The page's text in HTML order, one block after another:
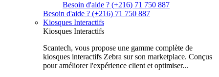
Besoin d'aide ? (+216) 71 750 887
Besoin d'aide ? (+216) 71 750 887
Kiosques Interactifs
Kiosques Interactifs
Scantech, vous propose une gamme complète de
kiosques interactifs Zebra sur son marketplace. Conçus
pour améliorer l'expérience client et optimiser...